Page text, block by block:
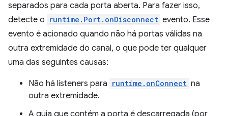
separados para cada porta aberta. Para fazer isso,
detecte o runtime.Port.onDisconnect evento. Esse
evento é acionado quando não há portas válidas na
outra extremidade do canal, o que pode ter qualquer
uma das seguintes causas:
Não há listeners para runtime.onConnect na
outra extremidade.
A guia que contém a porta é descarregada (por